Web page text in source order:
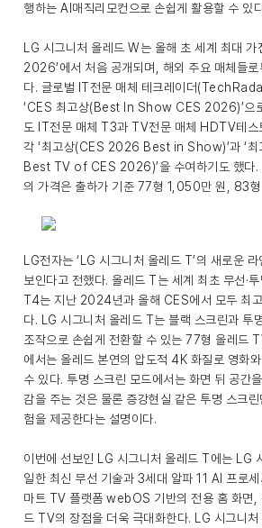
행하는 AI매직리모컨으로 손쉽게 활용할 수 있
LG 시그니처 올레드 W는 올해 초 세계 최대 가
2026’에서 처음 공개되며, 해외 주요 매체들로
다. 글로벌 IT전문 매체 테크레이더
‘CES 최고상(Best In Show CES 2026)’으
도 IT전문 매체 T3과 TV전문 매체 HDTV테
각 ‘최고상(CES 2026 Best in Show)’과 ‘
Best TV of CES 2026)’을 수여하기도 했다.
의 가격은 출하가 기준 77형 1,050만 원, 83
LG전자는 ‘LG 시그니처 올레드 T’의 새로운
보인다고 전했다. 올레드 T는 세계 최초 무선·
T4는 지난 2024년과 올해 CES에서 모두 최
다. LG 시그니처 올레드 T는 블랙 스크린과 투
조작으로 손쉽게 전환할 수 있는 77형 올레드
에서는 올레드 본연의 압도적 4K 화질로 영화
수 있다. 투명 스크린 모드에서는 화면 뒤 공간
감을 주는 것은 물론 증강현실 같은 투명 스크
험을 제공한다는 설명이다.
이번에 선보인 LG 시그니처 올레드 T에는 LG
일한 최신 무선 기술과 3세대 알파 11 AI 프로
마트 TV 플랫폼 webOS 기반의 전용 홈 화면,
드 TV의 장점을 더욱 극대화한다. LG 시그니처